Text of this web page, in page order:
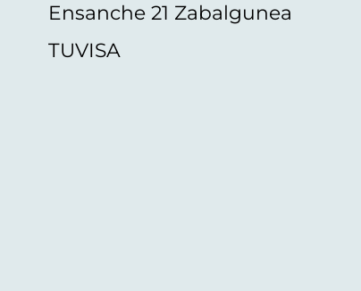
Ensanche 21 Zabalgunea
TUVISA